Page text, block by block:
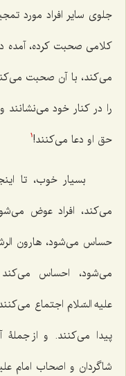
جلوی سایر افراد مورد
کلامی صحبت کرده، آمده
می‌کند، با آن صحبت
را در کنار خود می‌نشانند
حق او دعا می‌کنند!1
بسیار خوب، تا
می‌کند، افراد عوض
حساس می‌شود، هارون
می‌شود، احساس
علیه السّلام اجتماع
پیدا می‌کنند. و از
شاگردان و اصحاب امام